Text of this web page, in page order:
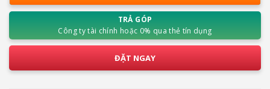
TRẢ GÓP
Công ty tài chính hoặc 0% qua thẻ tín dụng
ĐẶT NGAY